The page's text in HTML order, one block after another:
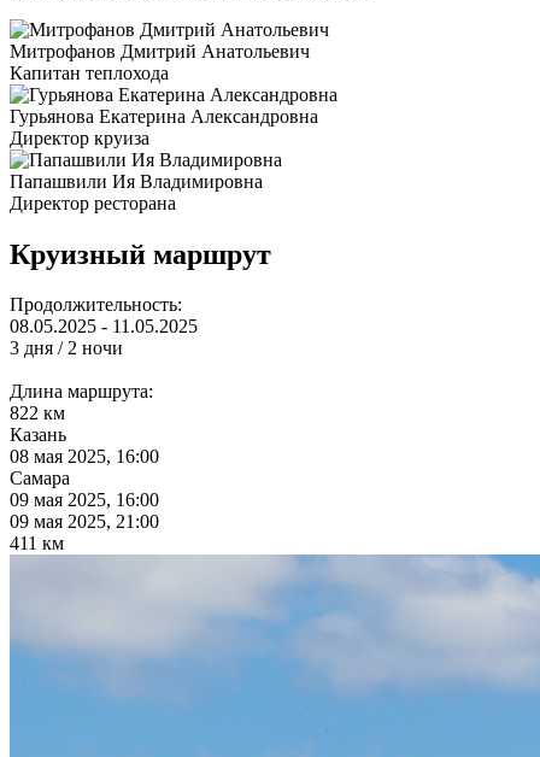
Митрофанов Дмитрий Анатольевич
Капитан теплохода
Гурьянова Екатерина Александровна
Директор круиза
Папашвили Ия Владимировна
Директор ресторана
Круизный маршрут
Продолжительность:
08.05.2025 - 11.05.2025
3 дня / 2 ночи
Длина маршрута:
822 км
Казань
08 мая 2025, 16:00
Самара
09 мая 2025, 16:00
09 мая 2025, 21:00
411 км